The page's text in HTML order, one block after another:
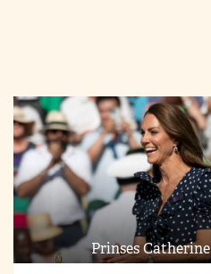
Prinses Catherine